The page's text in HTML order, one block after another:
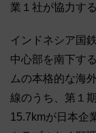
業１社が協力する
インドネシア国
中心部を南下す
ムの本格的な海
線のうち、第１
15.7kmが日本企